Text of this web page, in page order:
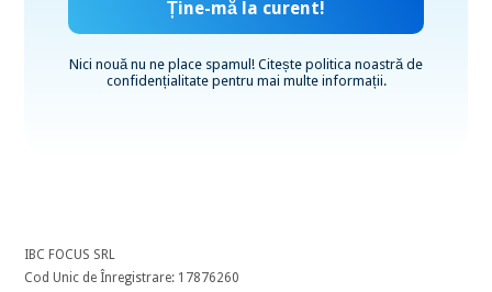
Nici nouă nu ne place spamul! Citește politica noastră de
confidențialitatepentru mai multe informații.
IBC FOCUS SRL
Cod Unic de Înregistrare: 17876260